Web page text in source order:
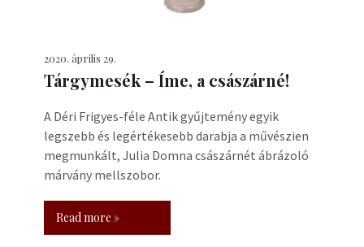
2020. április 29.
Tárgymesék – Íme, a császárné!
A Déri Frigyes-féle Antik gyűjtemény egyik
legszebb és legértékesebb darabja a művészien
megmunkált, Julia Domna császárnét ábrázoló
márvány mellszobor.
Read more »